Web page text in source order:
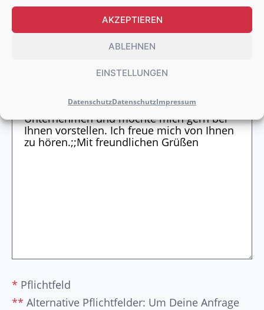
AKZEPTIEREN
ABLEHNEN
EINSTELLUNGEN
DatenschutzDatenschutzImpressum
* Pflichtfeld
** Alternative Pflichtfelder: Um Deine Anfrage